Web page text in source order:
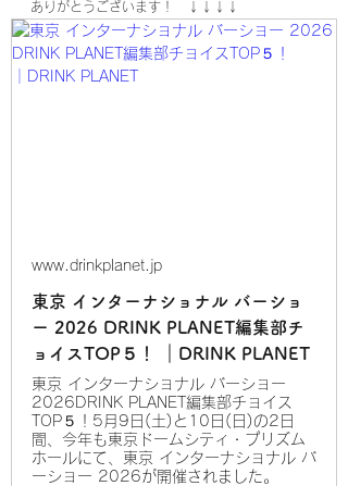
ありがとうございます！
↓↓↓↓
www.drinkplanet.jp
東京 インターナショナル バーショ
ー 2026 DRINK PLANET編集部チ
ョイスTOP５！ ｜DRINK PLANET
東京 インターナショナル バーショー
2026DRINK PLANET編集部チョイス
TOP５！5月9日(土)と10日(日)の2日
間、今年も東京ドームシティ・プリズム
ホールにて、東京 インターナショナル バ
ーショー 2026が開催されました。